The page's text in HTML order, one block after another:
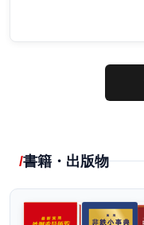
書籍・出版物